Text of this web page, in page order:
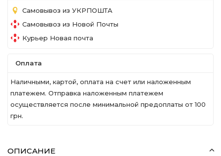
Самовывоз из УКРПОШТА
Самовывоз из Новой Почты
Курьер Новая почта
Оплата
Наличными, картой, оплата на счет или наложенным
платежем. Отправка наложенным платежем
осуществляется после минимальной предоплаты от 100
грн.
ОПИСАНИЕ